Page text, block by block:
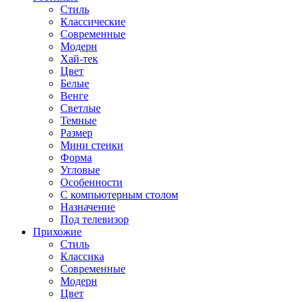
Стиль
Классические
Современные
Модерн
Хай-тек
Цвет
Белые
Венге
Светлые
Темные
Размер
Мини стенки
Форма
Угловые
Особенности
С компьютерным столом
Назначение
Под телевизор
Прихожие
Стиль
Классика
Современные
Модерн
Цвет